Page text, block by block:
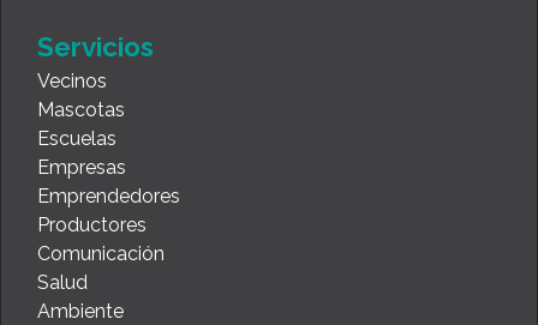
Servicios
Vecinos
Mascotas
Escuelas
Empresas
Emprendedores
Productores
Comunicación
Salud
Ambiente